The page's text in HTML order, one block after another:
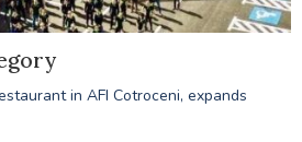
in AFI Cotroceni, expands